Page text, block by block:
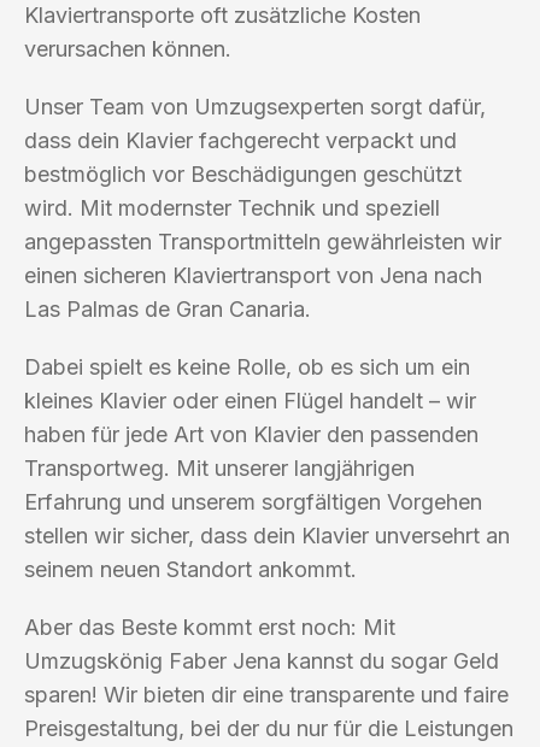
Klaviertransporte oft zusätzliche Kosten
verursachen können.
Unser Team von Umzugsexperten sorgt dafür,
dass dein Klavier fachgerecht verpackt und
bestmöglich vor Beschädigungen geschützt
wird. Mit modernster Technik und speziell
angepassten Transportmitteln gewährleisten wir
einen sicheren Klaviertransport von Jena nach
Las Palmas de Gran Canaria.
Dabei spielt es keine Rolle, ob es sich um ein
kleines Klavier oder einen Flügel handelt – wir
haben für jede Art von Klavier den passenden
Transportweg. Mit unserer langjährigen
Erfahrung und unserem sorgfältigen Vorgehen
stellen wir sicher, dass dein Klavier unversehrt an
seinem neuen Standort ankommt.
Aber das Beste kommt erst noch: Mit
Umzugskönig Faber Jena kannst du sogar Geld
sparen! Wir bieten dir eine transparente und faire
Preisgestaltung, bei der du nur für die Leistungen